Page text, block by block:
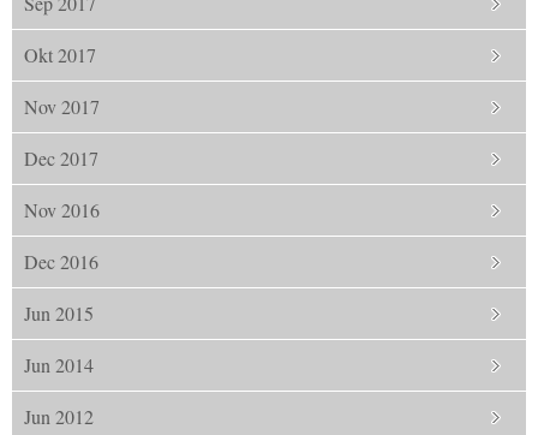
Okt 2017
Nov 2017
Dec 2017
Nov 2016
Dec 2016
Jun 2015
Jun 2014
Jun 2012